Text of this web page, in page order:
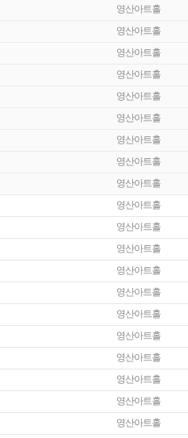
영산아트홀
영산아트홀
영산아트홀
영산아트홀
영산아트홀
영산아트홀
영산아트홀
영산아트홀
영산아트홀
영산아트홀
영산아트홀
영산아트홀
영산아트홀
영산아트홀
영산아트홀
영산아트홀
영산아트홀
영산아트홀
영산아트홀
영산아트홀